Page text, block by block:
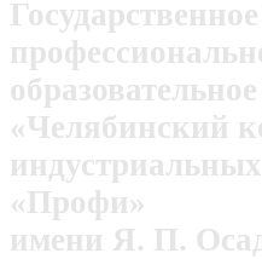
«Челябинский
«Профи»
имени Я. П.